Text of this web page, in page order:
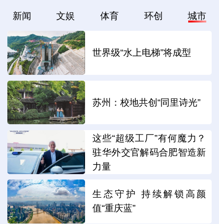
新闻 文娱 体育 环创 城市
世界级“水上电梯”将成型
苏州：校地共创“同里诗光”
这些“超级工厂”有何魔力？
驻华外交官解码合肥智造新
力量
生态守护 持续解锁高颜
值“重庆蓝”